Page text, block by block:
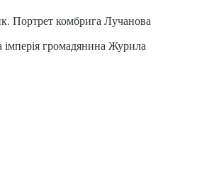
Портрет комбрига Лучанова
імперія громадянина Журила